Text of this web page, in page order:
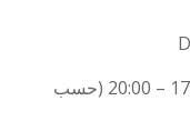
مساء الخميس: 17:00 – 20:00 (حسب